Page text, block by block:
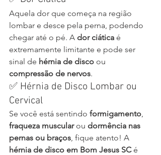
Aquela dor que começa na região
lombar e desce pela perna, podendo
chegar até o pé. A dor ciática é
extremamente limitante e pode ser
sinal de hérnia de disco ou
compressão de nervos.
✅ Hérnia de Disco Lombar ou
Cervical
Se você está sentindo formigamento
fraqueza muscular ou dormência nas
pernas ou braços , fique atento! A
hérnia de disco em Bom Jesus SC é